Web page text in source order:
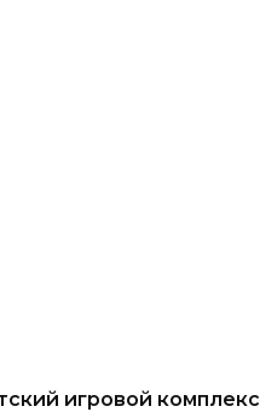
игровой комплекс